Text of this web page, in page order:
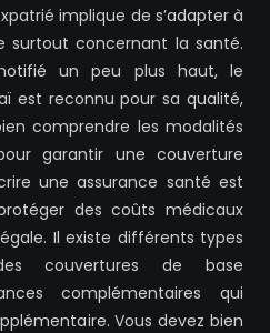
implique de s’adapter à
surtout concernant la santé.
un peu plus haut, le
est reconnu pour sa qualité,
comprendre les modalités
garantir une couverture
une assurance santé est
des coûts médicaux
Il existe différents types
couvertures de base
complémentaires qui
Vous devez bien